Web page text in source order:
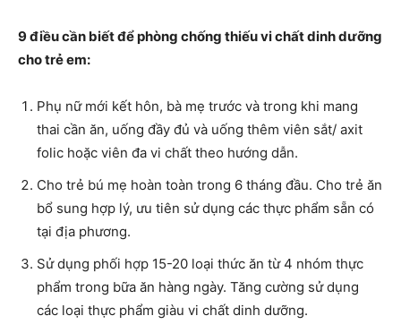
9 điều cần biết để phòng chống thiếu vi chất dinh dưỡng
cho trẻ em:
Phụ nữ mới kết hôn, bà mẹ trước và trong khi mang
thai cần ăn, uống đầy đủ và uống thêm viên sắt/ axit
folic hoặc viên đa vi chất theo hướng dẫn.
Cho trẻ bú mẹ hoàn toàn trong 6 tháng đầu. Cho trẻ ăn
bổ sung hợp lý, ưu tiên sử dụng các thực phẩm sẵn có
tại địa phương.
Sử dụng phối hợp 15-20 loại thức ăn từ 4 nhóm thực
phẩm trong bữa ăn hàng ngày. Tăng cường sử dụng
các loại thực phẩm giàu vi chất dinh dưỡng.